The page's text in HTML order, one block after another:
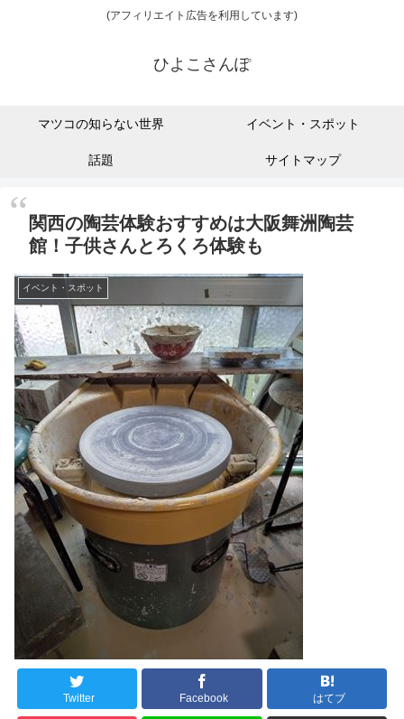
(アフィリエイト広告を利用しています)
ひよこさんぽ
マツコの知らない世界 イベント・スポット
話題 サイトマップ
関西の陶芸体験おすすめは大阪舞洲陶芸
館！子供さんとろくろ体験も
イベント・スポット
Twitter Facebook はてブ